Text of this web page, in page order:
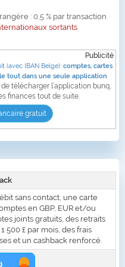
: 0,5 % par transaction
sortants
Publicité
(avec IBAN Belge): comptes, cartes
tout dans une seule application
télécharger l’application bunq,
finances tout de suite.
gratuit
sans contact, une carte
en GBP, EUR et/ou
joints gratuits, des retraits
500 £ par mois, des frais
et un cashback renforcé.